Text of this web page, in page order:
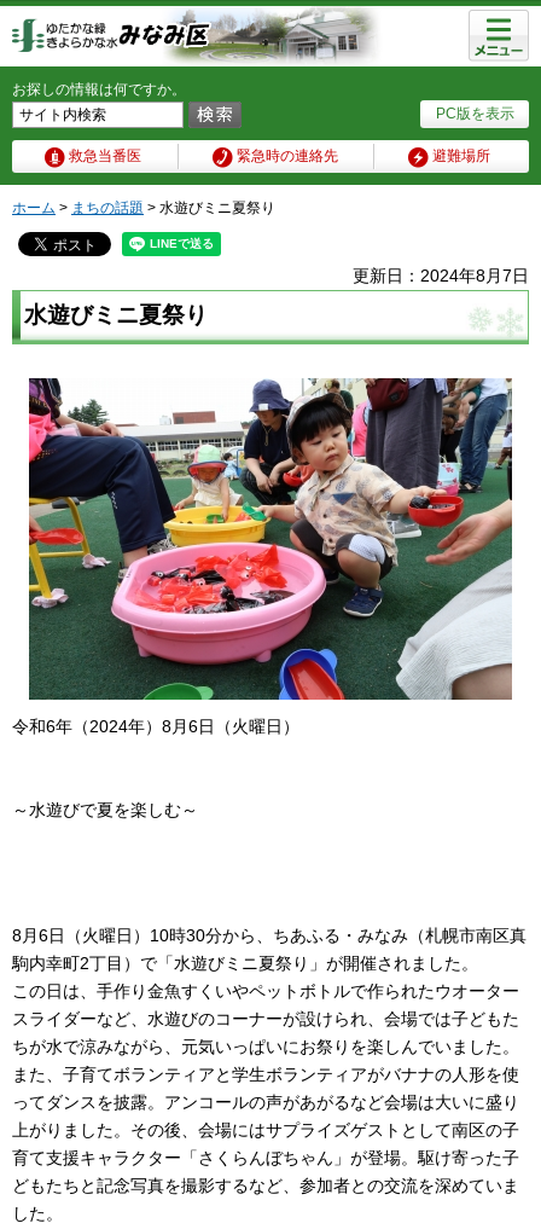
PC版を表示
お探しの情報は何ですか。
救急当番医 緊急時の連絡先 避難場所
メニュ
ー
ホーム > まちの話題 > 水遊びミニ夏祭り
更新日：2024年8月7日
水遊びミニ夏祭り
令和6年（2024年）8月6日（火曜日）
～水遊びで夏を楽しむ～
8月6日（火曜日）10時30分から、ちあふる・みなみ（札幌市南区真
駒内幸町2丁目）で「水遊びミニ夏祭り」が開催されました。
この日は、 手作り金魚すくいやペットボトルで作られたウオーター
スライダーなど、水遊びのコーナーが設けられ、会場では子どもた
ちが水で涼みながら、元気いっぱいにお祭りを楽しんでいました。
また、子育てボランティアと学生ボランティアがバナナの人形を使
ってダンスを披露。アンコールの声があがるなど会場は大いに盛り
上がりました。その後、会場にはサプライズゲストとして南区の子
育て支援キャラクター「さくらんぼちゃん」が登場。駆け寄った子
どもたちと記念写真を撮影するなど、参加者との交流を深めていま
した。